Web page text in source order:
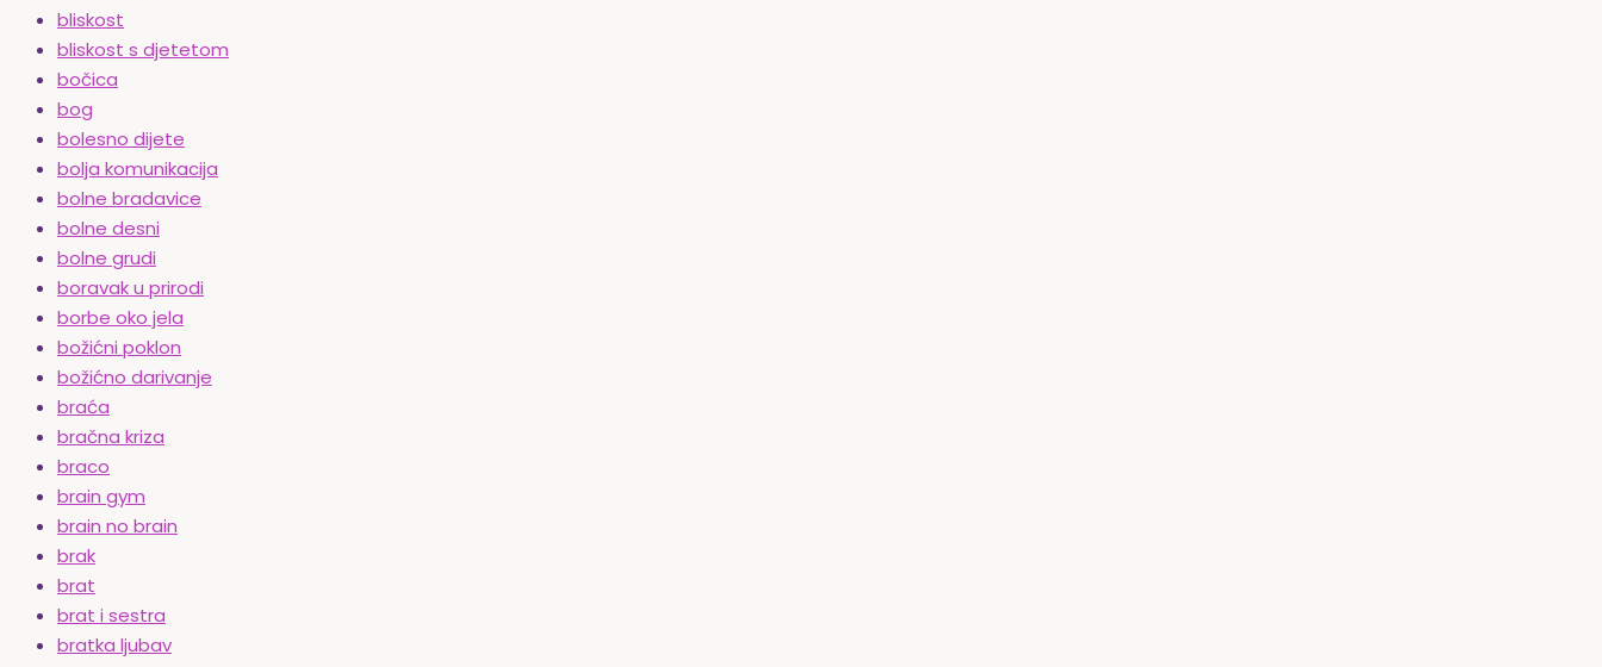
bliskost
bliskost s djetetom
bočica
bog
bolesno dijete
bolja komunikacija
bolne bradavice
bolne desni
bolne grudi
boravak u prirodi
borbe oko jela
božićni poklon
božićno darivanje
braća
bračna kriza
braco
brain gym
brain no brain
brak
brat
brat i sestra
bratka ljubav